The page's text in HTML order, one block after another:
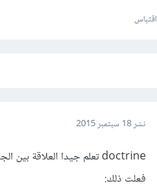
اقتباس
نشر18 سبتمبر 2015
فعلت ذلك: